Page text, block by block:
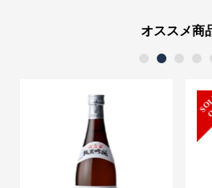
オススメ商
2